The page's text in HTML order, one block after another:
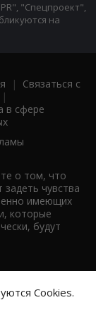
"Спецпроект",
на
| Связаться с
|
в сфере
о том, что
чувства
имеющих
которые
будут
Cookies.